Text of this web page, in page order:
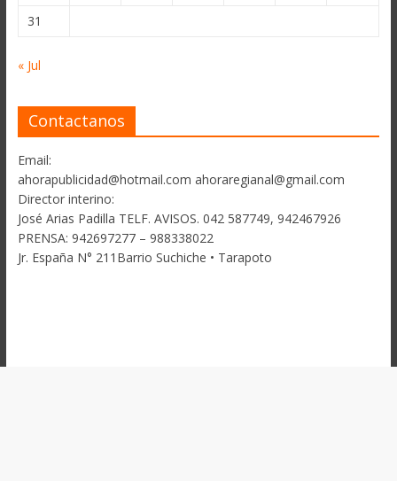
31
« Jul
Contactanos
Email:
ahorapublicidad@hotmail.com ahoraregianal@gmail.com
Director interino:
José Arias Padilla TELF. AVISOS. 042 587749, 942467926
PRENSA: 942697277 – 988338022
Jr. España N° 211Barrio Suchiche • Tarapoto